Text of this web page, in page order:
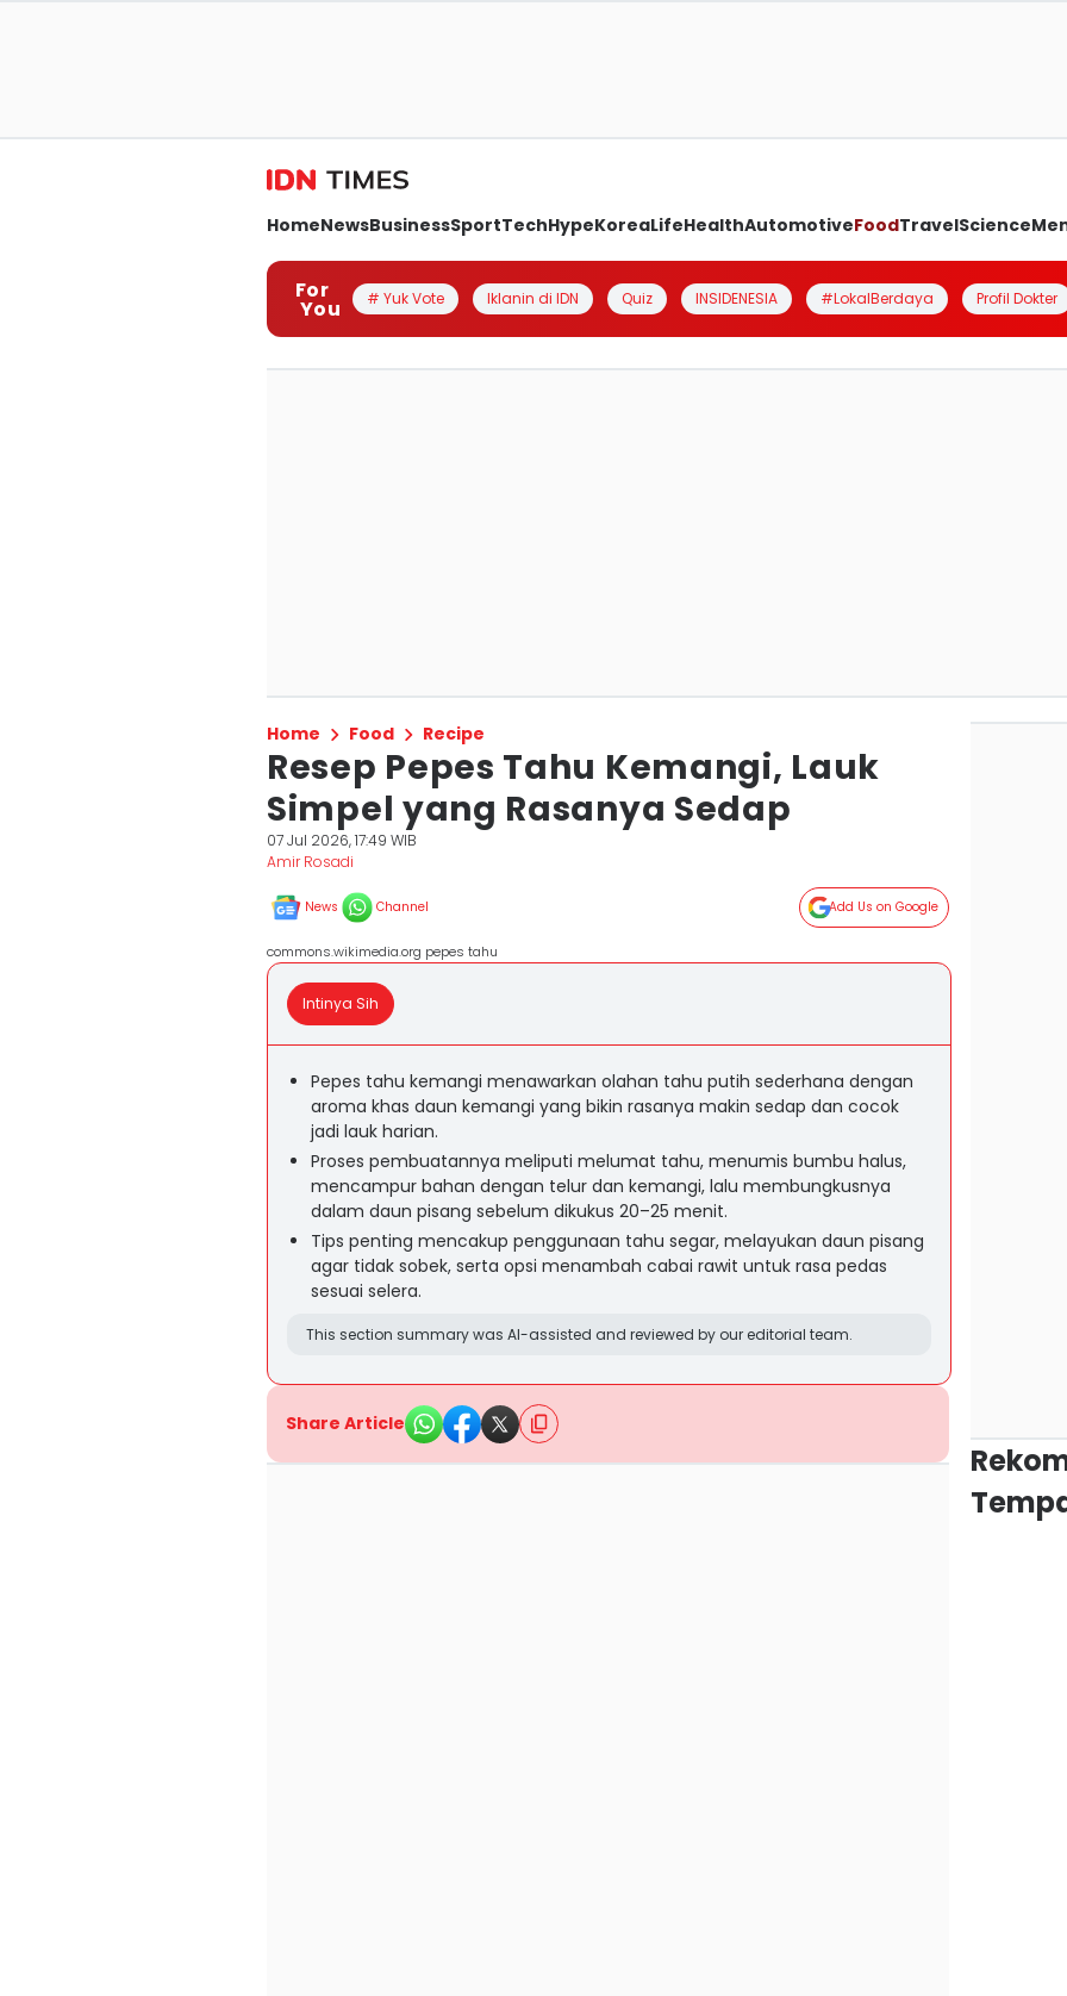
HomeNewsBusinessSportTechHypeKoreaLifeHealthAutomotiveFoodTravelScience
For
You # Yuk Vote Iklanin di IDN Quiz INSIDENESIA #LokalBerdaya Profil Dokter
Home Food Recipe
Resep Pepes Tahu Kemangi, Lauk
Simpel yang Rasanya Sedap
07 Jul 2026, 17:49 WIB
Amir Rosadi
News Channel Add Us on Google
commons.wikimedia.org pepes tahu
Intinya Sih
Pepes tahu kemangi menawarkan olahan tahu putih sederhana dengan
aroma khas daun kemangi yang bikin rasanya makin sedap dan cocok
jadi lauk harian.
Proses pembuatannya meliputi melumat tahu, menumis bumbu halus,
mencampur bahan dengan telur dan kemangi, lalu membungkusnya
dalam daun pisang sebelum dikukus 20–25 menit.
Tips penting mencakup penggunaan tahu segar, melayukan daun pisang
agar tidak sobek, serta opsi menambah cabai rawit untuk rasa pedas
sesuai selera.
This section summary was AI-assisted and reviewed by our editorial team.
Share Article